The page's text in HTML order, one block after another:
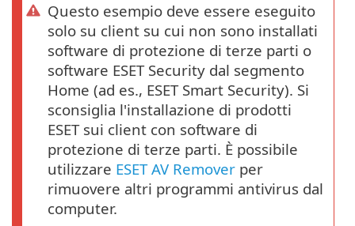
Questo esempio deve essere eseguito
solo su client su cui non sono installati
software di protezione di terze parti o
software ESET Security dal segmento
Home (ad es., ESET Smart Security). Si
sconsiglia l'installazione di prodotti
ESET sui client con software di
protezione di terze parti. È possibile
utilizzare ESET AV Remover per
rimuovere altri programmi antivirus dal
computer.